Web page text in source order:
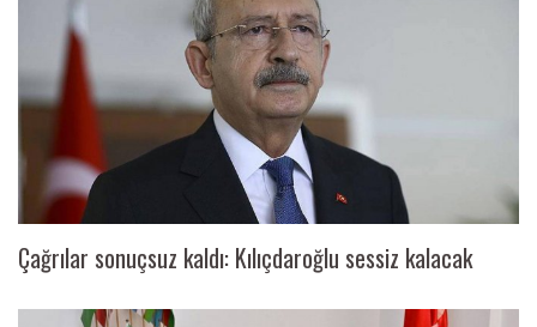
Çağrılar sonuçsuz kaldı: Kılıçdaroğlu sessiz kalacak